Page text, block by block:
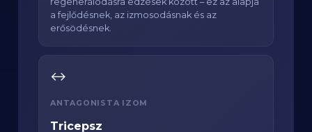
a fejlődésnek, az izmosodásnak és az
erősödésnek.
↔️
ANTAGONISTA IZOM
Tricepsz